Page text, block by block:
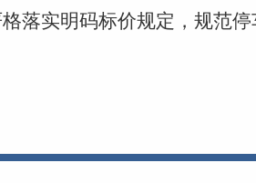
落实明码标价规定，规范停